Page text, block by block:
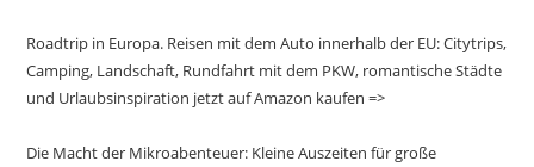
Roadtrip in Europa. Reisen mit dem Auto innerhalb der EU: Citytrips,
Camping, Landschaft, Rundfahrt mit dem PKW, romantische Städte
und Urlaubsinspiration jetzt auf Amazon kaufen =>
Die Macht der Mikroabenteuer: Kleine Auszeiten für große